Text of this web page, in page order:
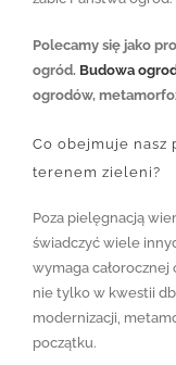
Polecamy się jako
ogród. Budowa
ogrodów,
Co obejmuje nasz
terenem zieleni?
Poza pielęgnacją
świadczyć wiele
wymaga całorocznej
nie tylko w kwestii
modernizacji,
początku.